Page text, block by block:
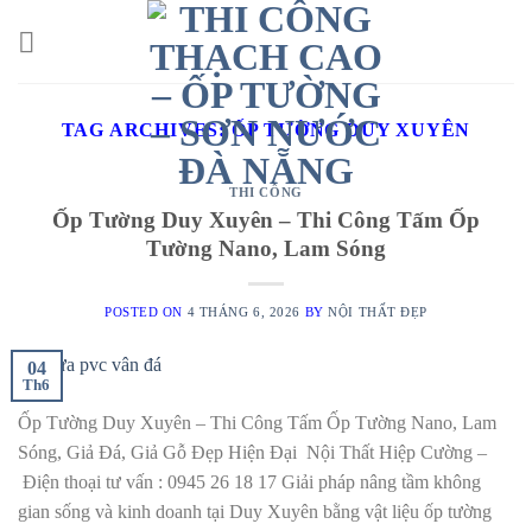
TAG ARCHIVES:ỐP TƯỜNG DUY XUYÊN
THI CÔNG
Ốp Tường Duy Xuyên – Thi Công Tấm Ốp
Tường Nano, Lam Sóng
POSTED ON 4 THÁNG 6, 2026 BYNỘI THẤT ĐẸP
04
Th6
Ốp Tường Duy Xuyên – Thi Công Tấm Ốp Tường Nano, Lam
Sóng, Giả Đá, Giả Gỗ Đẹp Hiện Đại Nội Thất Hiệp Cường –
Điện thoại tư vấn : 0945 26 18 17 Giải pháp nâng tầm không
gian sống và kinh doanh tại Duy Xuyên bằng vật liệu ốp tường